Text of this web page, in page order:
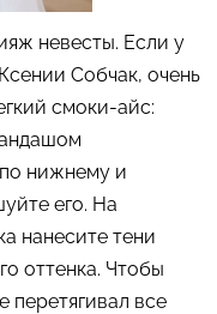
невесты. Если у
Собчак, очень
смоки-айс:
нижнему и
его. На
нанесите тени
оттенка. Чтобы
все